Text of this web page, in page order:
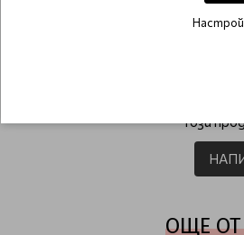
Този
ОЩЕ ОТ